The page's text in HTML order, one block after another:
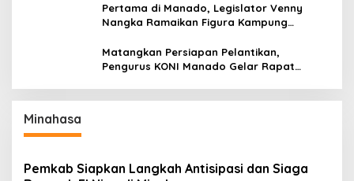
Pertama di Manado, Legislator Venny
Nangka Ramaikan Figura Kampung
Matangkan Persiapan Pelantikan,
Pengurus KONI Manado Gelar Rapat
Minahasa
Pemkab Siapkan Langkah Antisipasi dan Siaga